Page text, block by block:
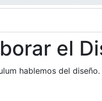
el
hablemos del diseño.